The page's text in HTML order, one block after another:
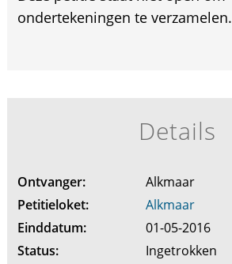
ondertekeningen te verzamelen.
Details
Ontvanger:
Alkmaar
Petitieloket:
Alkmaar
Einddatum:
01-05-2016
Status:
Ingetrokken